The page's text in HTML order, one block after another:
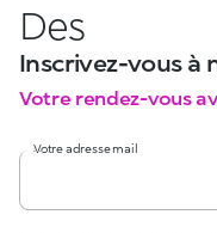
Des
Inscrivez-vous à
Votre rendez-vous
Votre adresse mail